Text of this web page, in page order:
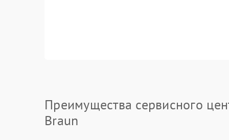
Преимущества сервисного
Braun